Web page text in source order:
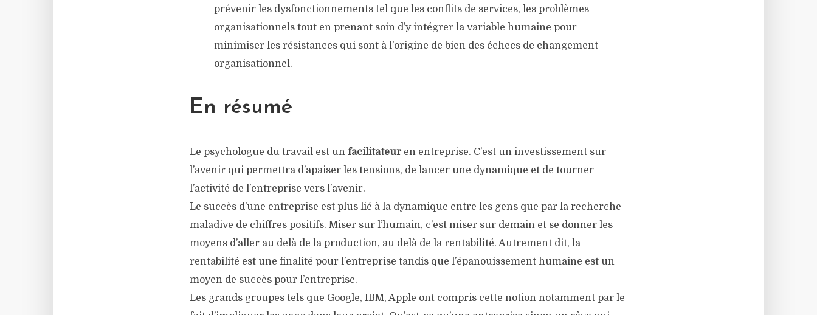
prévenir les dysfonctionnements tel que les conflits de services, les problèmes
organisationnels tout en prenant soin d’y intégrer la variable humaine pour
minimiser les résistances qui sont à l’origine de bien des échecs de changement
organisationnel.
En résumé
Le psychologue du travail est un facilitateur en entreprise. C’est un investissement sur
l’avenir qui permettra d’apaiser les tensions, de lancer une dynamique et de tourner
l’activité de l’entreprise vers l’avenir.
Le succès d’une entreprise est plus lié à la dynamique entre les gens que par la recherche
maladive de chiffres positifs. Miser sur l’humain, c’est miser sur demain et se donner les
moyens d’aller au delà de la production, au delà de la rentabilité. Autrement dit, la
rentabilité est une finalité pour l’entreprise tandis que l’épanouissement humaine est un
moyen de succès pour l’entreprise.
Les grands groupes tels que Google, IBM, Apple ont compris cette notion notamment par le